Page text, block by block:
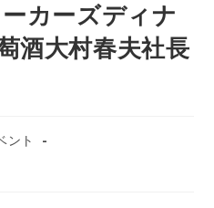
カーズディナ
酒大村春夫社長
ント